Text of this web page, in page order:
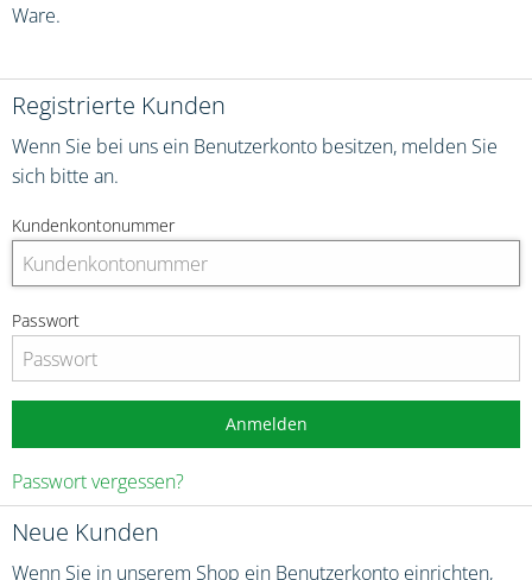
Ware.
Neue Kunden
Wenn Sie in unserem Shop ein Benutzerkonto einrichten,
Registrierte Kunden
Wenn Sie bei uns ein Benutzerkonto besitzen, melden Sie
sich bitte an.
Kundenkontonummer
Passwort
Anmelden
Passwort vergessen?